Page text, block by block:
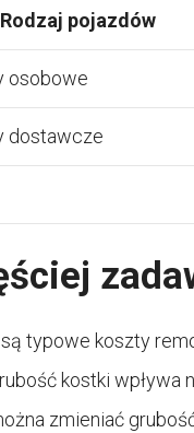
Rodzaj pojazdów
osobowe
dostawcze
typowe koszty
kostki wpływa
zmieniać